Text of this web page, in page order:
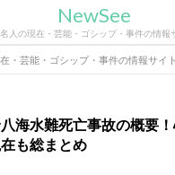
NewSee
人の現在・芸能・ゴシップ・事件の情報
・芸能・ゴシップ・事件の情報サイト
海水難死亡事故の概要
も総まとめ